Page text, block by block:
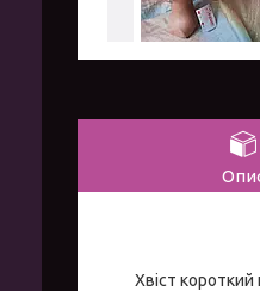
Хвіст